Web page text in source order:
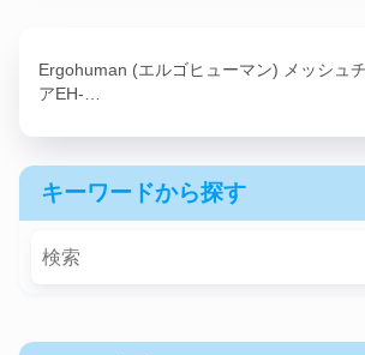
Ergohuman (エルゴヒューマン) メッシュ
アEH-…
キーワードから探す